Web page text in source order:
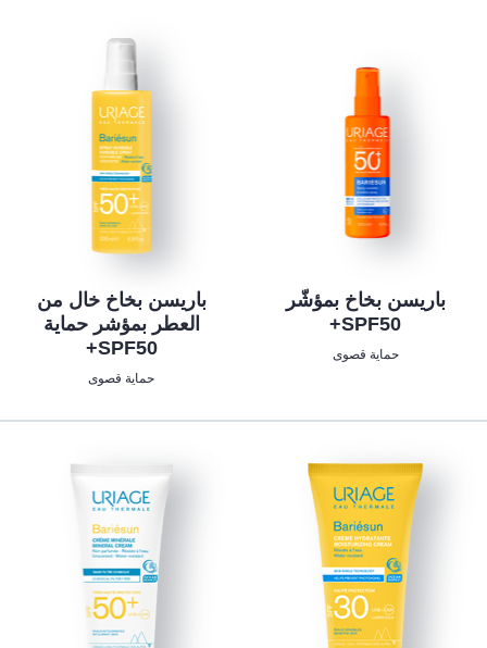
باريسن بخاخ بمؤشّر
SPF50+
حماية قصوى
باريسن بخاخ خال من
العطر بمؤشر حماية
SPF50+
حماية قصوى